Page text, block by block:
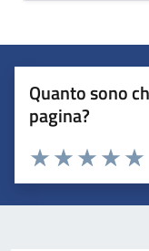
Quanto sono
pagina?
Valuta
Valuta 3
Valuta 2 stelle
Valuta 1 stelle su 5